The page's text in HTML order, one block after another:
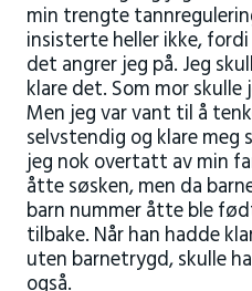
min trengte
insisterte heller ikke,
det angrer jeg på. Jeg
klare det. Som mor
Men jeg var vant til å
selvstendig og klare meg
jeg nok overtatt av min
åtte søsken, men da
barn nummer åtte ble
tilbake. Når han hadde
uten barnetrygd, skulle
også.